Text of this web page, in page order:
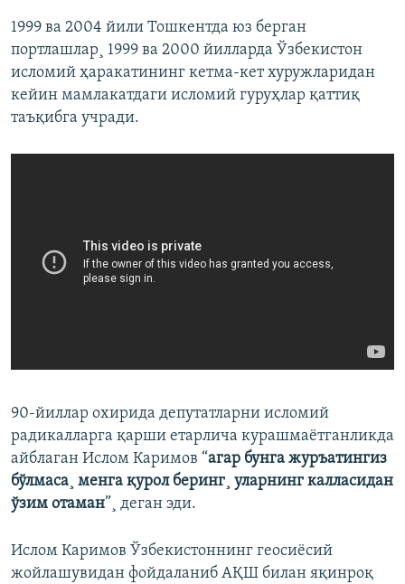
1999 ва 2004 йили Тошкентда юз берган
портлашлар¸ 1999 ва 2000 йилларда Ўзбекистон
исломий ҳаракатининг кетма-кет хуружларидан
кейин мамлакатдаги исломий гуруҳлар қаттиқ
таъқибга учради.
90-йиллар охирида депутатларни исломий
радикалларга қарши етарлича курашмаëтганликда
айблаган Ислом Каримов “агар бунга журъатингиз
бўлмаса¸ менга қурол беринг¸ уларнинг калласидан
ўзим отаман”¸ деган эди.
Ислом Каримов Ўзбекистоннинг геосиëсий
жойлашувидан фойдаланиб АҚШ билан яқинроқ